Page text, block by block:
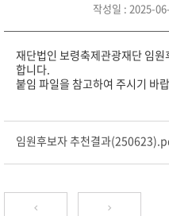
작성일 : 2025-
재단법인 보령축제관광재단 임
합니다.
붙임 파일을 참고하여 주시기 바
임원후보자 추천결과